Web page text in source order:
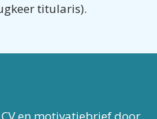
titularis).